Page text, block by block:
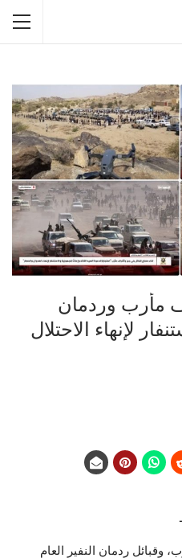
مأرب وردمان
لإنهاء الاحتلال
وقبائل ردمان النفير العام